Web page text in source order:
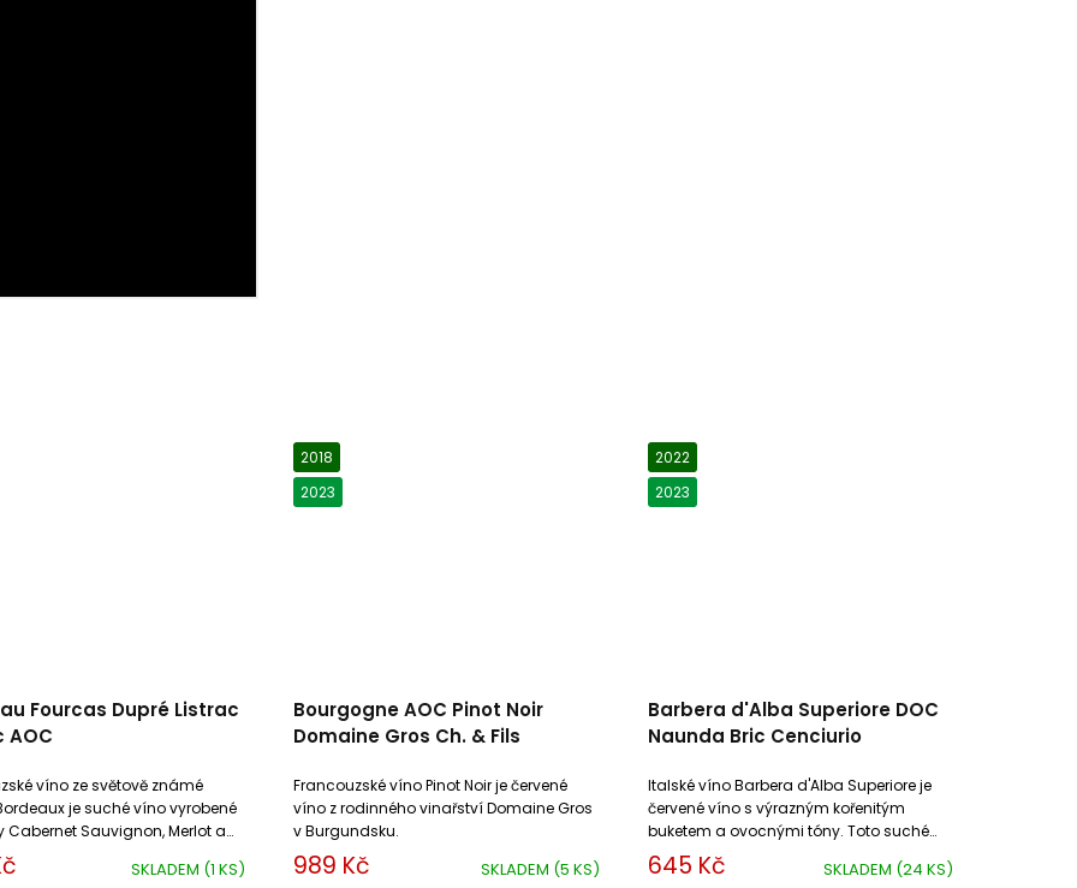
Fourcas Dupré Listrac
AOC
SKLADEM (1 KS)
víno ze světově známé
je suché víno vyrobené
Cabernet Sauvignon, Merlot a
2018
2023
Bourgogne AOC Pinot Noir
Domaine Gros Ch. & Fils
SKLADEM (5 KS)
989 Kč
Francouzské víno Pinot Noir je červené
víno z rodinného vinařství Domaine Gros
v Burgundsku.
2022
2023
Barbera d'Alba Superiore DOC
Naunda Bric Cenciurio
SKLADEM (24 KS)
645 Kč
Italské víno Barbera d'Alba Superiore je
červené víno s výrazným kořenitým
buketem a ovocnými tóny. Toto suché
víno má harmonické taniny s vanilkou
v dochuti.